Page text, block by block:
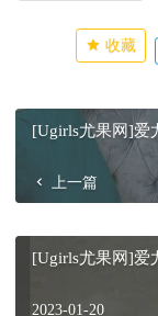
收藏
[Ugirls尤果网]爱
上一篇
[Ugirls尤果网]爱
2023-01-20